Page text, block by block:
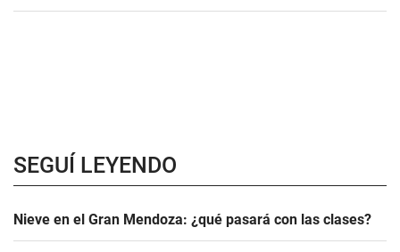
SEGUÍ LEYENDO
Nieve en el Gran Mendoza: ¿qué pasará con las clases?